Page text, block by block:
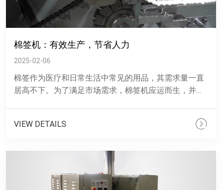
棉签机：有效生产，节省人力
2025-02-06
棉签作为医疗和日常生活中常见的用品，其需求量一直
居高不下。为了满足市场需求，棉签机应运而生，并以
VIEW DETAILS